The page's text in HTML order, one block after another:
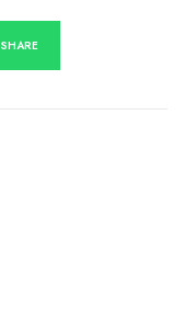
SHARE